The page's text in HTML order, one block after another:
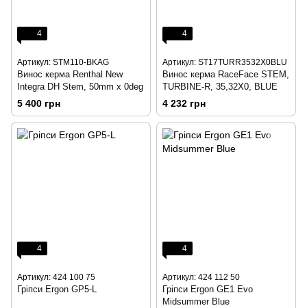
4
Артикул: STM110-BKAG
Винос керма Renthal New
Integra DH Stem, 50mm x 0deg
5 400 грн
4
Артикул: ST17TURR3532X0BLU
Винос керма RaceFace STEM,
TURBINE-R, 35,32X0, BLUE
4 232 грн
4
Артикул: 424 100 75
Гріпси Ergon GP5-L
4
Артикул: 424 112 50
Гріпси Ergon GE1 Evo
Midsummer Blue